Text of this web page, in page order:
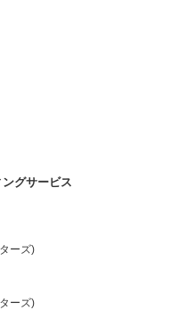
グサービス
ーズ)
ーズ)